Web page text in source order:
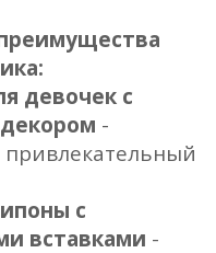
девочек с
-
с
вставками -